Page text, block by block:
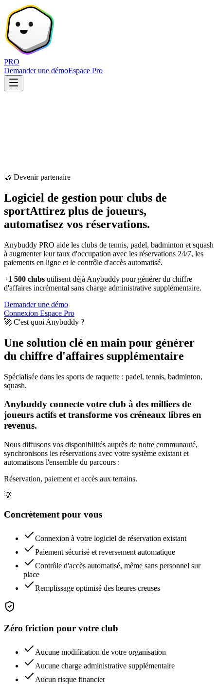
PRO
Demander une démoEspace Pro
🤝 Devenir partenaire
Logiciel de gestion pour clubs de
sportAttirez plus de joueurs,
automatisez vos réservations.
Anybuddy PRO aide les clubs de tennis, padel, badminton et squash
à augmenter leur taux d'occupation avec les réservations 24/7, les
paiements en ligne et le contrôle d'accès automatisé.
+1 500 clubs utilisent déjà Anybuddy pour générer du chiffre
d'affaires incrémental sans charge administrative supplémentaire.
Demander une démo
Connexion Espace Pro
🚀 C'est quoi Anybuddy ?
Une solution clé en main pour générer
du chiffre d'affaires supplémentaire
Spécialisée dans les sports de raquette : padel, tennis, badminton,
squash.
Anybuddy connecte votre club à des milliers de
joueurs actifs et transforme vos créneaux libres en
revenus.
Nous diffusons vos disponibilités auprès de notre communauté,
synchronisons les réservations avec votre système existant et
automatisons l'ensemble du parcours :
Réservation, paiement et accès aux terrains.
💡
Concrètement pour vous
Connexion à votre logiciel de réservation existant
Paiement sécurisé et reversement automatique
Contrôle d'accès automatisé, même sans personnel sur
place
Remplissage optimisé des heures creuses
Zéro friction pour votre club
Aucune modification de votre organisation
Aucune charge administrative supplémentaire
Aucun risque financier